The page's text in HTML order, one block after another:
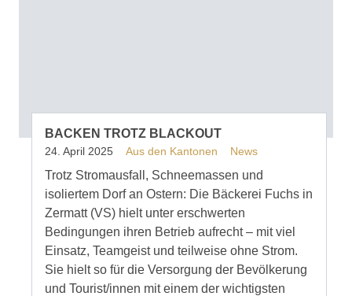
BACKEN TROTZ BLACKOUT
24. April 2025 Aus den Kantonen News
Trotz Stromausfall, Schneemassen und
isoliertem Dorf an Ostern: Die Bäckerei Fuchs in
Zermatt (VS) hielt unter erschwerten
Bedingungen ihren Betrieb aufrecht – mit viel
Einsatz, Teamgeist und teilweise ohne Strom.
Sie hielt so für die Versorgung der Bevölkerung
und Tourist/innen mit einem der wichtigsten